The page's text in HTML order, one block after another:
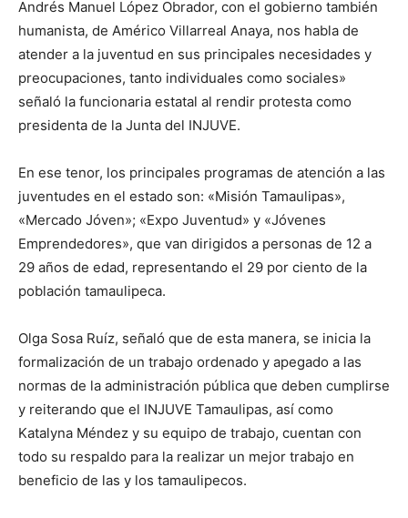
Andrés Manuel López Obrador, con el gobierno también
humanista, de Américo Villarreal Anaya, nos habla de
atender a la juventud en sus principales necesidades y
preocupaciones, tanto individuales como sociales»
señaló la funcionaria estatal al rendir protesta como
presidenta de la Junta del INJUVE.
En ese tenor, los principales programas de atención a las
juventudes en el estado son: «Misión Tamaulipas»,
«Mercado Jóven»; «Expo Juventud» y «Jóvenes
Emprendedores», que van dirigidos a personas de 12 a
29 años de edad, representando el 29 por ciento de la
población tamaulipeca.
Olga Sosa Ruíz, señaló que de esta manera, se inicia la
formalización de un trabajo ordenado y apegado a las
normas de la administración pública que deben cumplirse
y reiterando que el INJUVE Tamaulipas, así como
Katalyna Méndez y su equipo de trabajo, cuentan con
todo su respaldo para la realizar un mejor trabajo en
beneficio de las y los tamaulipecos.